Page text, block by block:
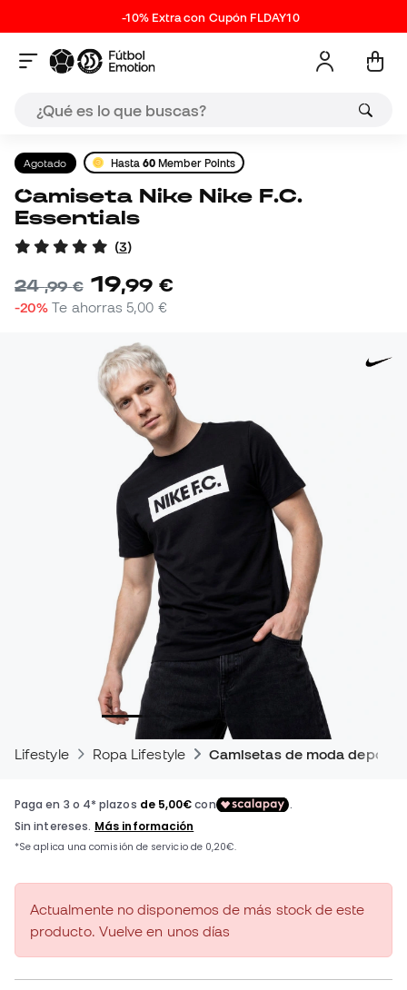
-10% Extra con Cupón FLDAY10
Agotado Hasta60 Member Points
Camiseta Nike Nike F.C.
Essentials
(3)
24,99 € 19,99 €
-20% Te ahorras5,00 €
Lifestyle Ropa Lifestyle Camisetas de moda
Actualmente no disponemos de más stock de este
producto. Vuelve en unos días